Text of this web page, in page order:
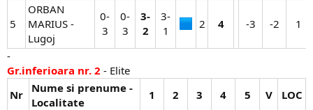
5
ORBAN
MARIUS -
Lugoj
0-
3​
0-
3​
3-
2
3-
1​
2​ 4 -3​ -2​ 1​
-
Gr.inferioara nr. 2 - Elite
Nr
Nume si prenume -
Localitate
1 2 3 4 5 V LOC